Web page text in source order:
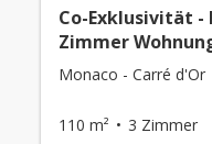
Co-Exklusivität -
Zimmer
Monaco - Carré d'Or
110 m² 3 Zimmer